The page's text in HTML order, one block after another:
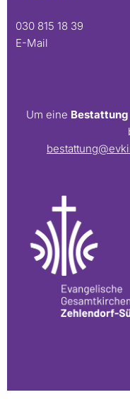
030 815 18 39
E-Mail
Um eine Bestattung